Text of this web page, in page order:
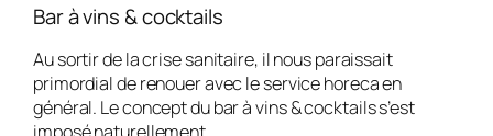
Bar à vins & cocktails
Au sortir de la crise sanitaire, il nous paraissait
primordial de renouer avec le service horeca en
général. Le concept du bar à vins & cocktails s’est